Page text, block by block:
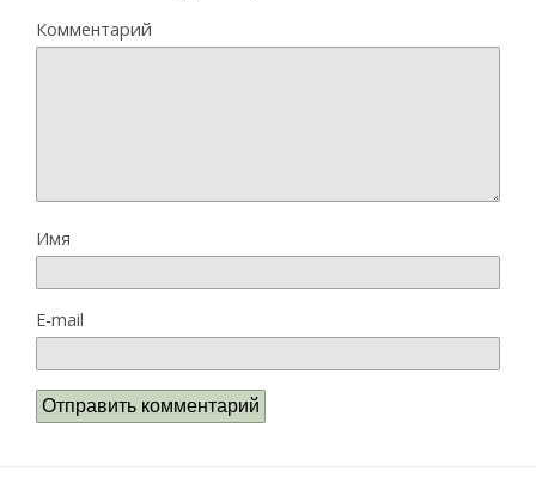
Комментарий
Имя
E-mail